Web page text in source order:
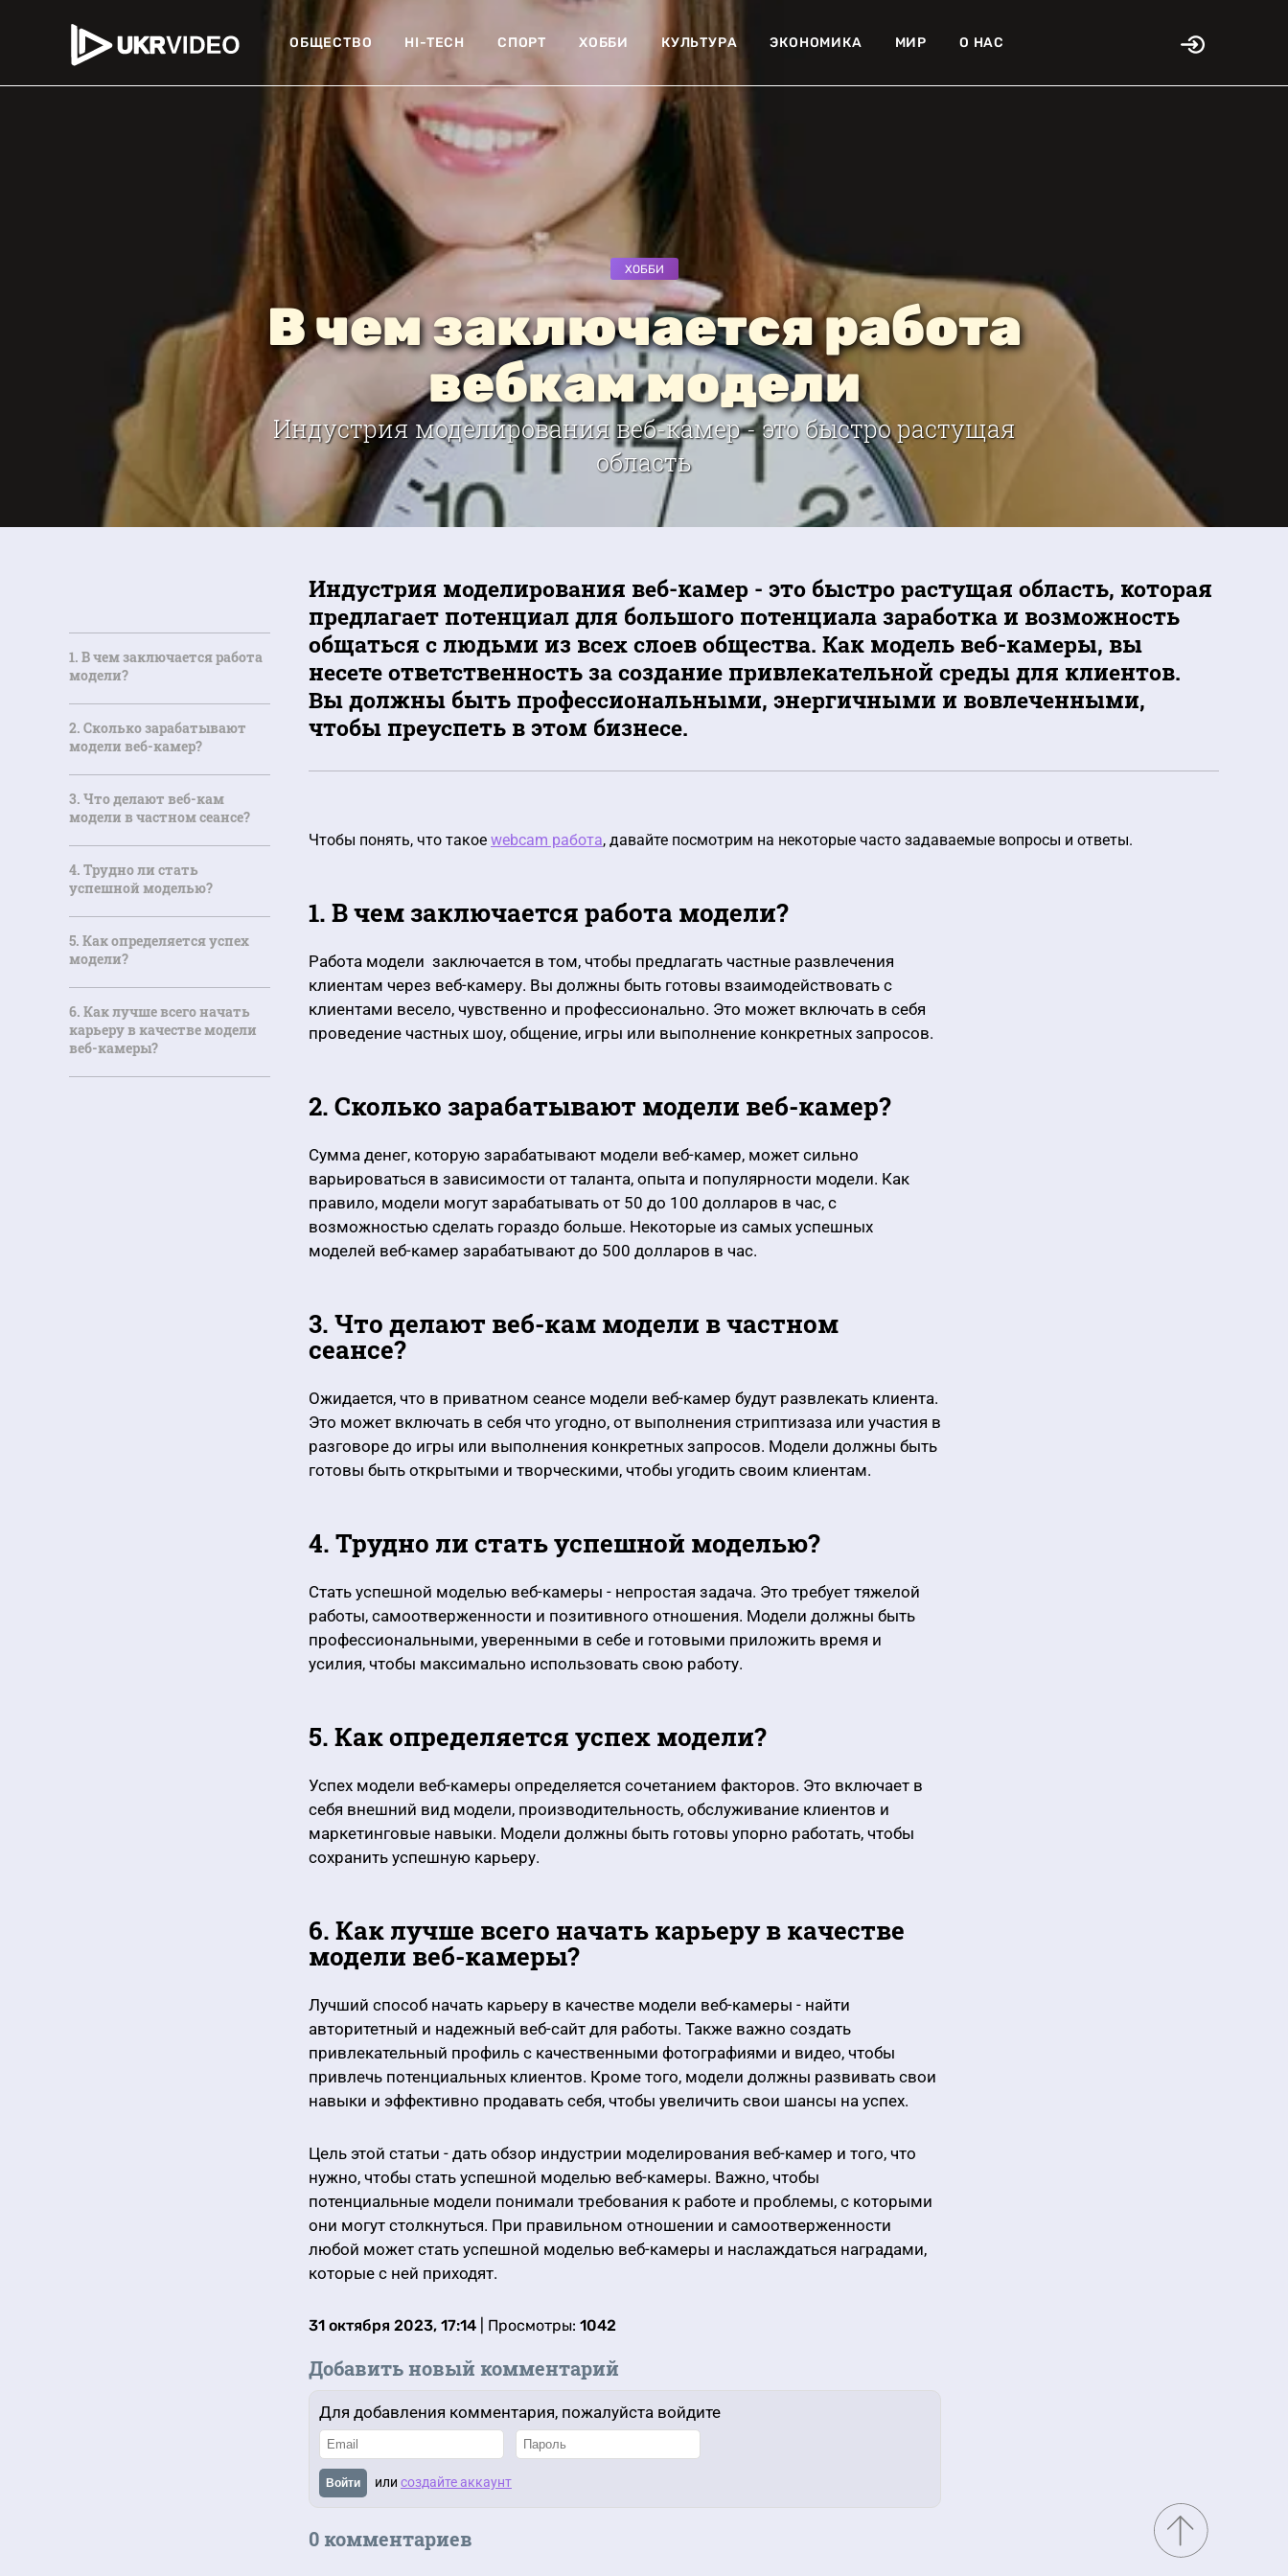
ОБЩЕСТВО HI-TECH СПОРТ ХОББИ КУЛЬТУРА ЭКОНОМИКА МИР О НАС
ХОББИ
В чем заключается работа
вебкам модели
Индустрия моделирования веб-камер - это быстро растущая
область
1. В чем заключается работа
модели?
2. Сколько зарабатывают
модели веб-камер?
3. Что делают веб-кам
модели в частном сеансе?
4. Трудно ли стать
успешной моделью?
5. Как определяется успех
модели?
6. Как лучше всего начать
карьеру в качестве модели
веб-камеры?
Индустрия моделирования веб-камер - это быстро растущая область, которая
предлагает потенциал для большого потенциала заработка и возможность
общаться с людьми из всех слоев общества. Как модель веб-камеры, вы
несете ответственность за создание привлекательной среды для клиентов.
Вы должны быть профессиональными, энергичными и вовлеченными,
чтобы преуспеть в этом бизнесе.
Чтобы понять, что такое webcam работа, давайте посмотрим на некоторые часто задаваемые вопросы и ответы.
1. В чем заключается работа модели?
Работа модели заключается в том, чтобы предлагать частные развлечения
клиентам через веб-камеру. Вы должны быть готовы взаимодействовать с
клиентами весело, чувственно и профессионально. Это может включать в себя
проведение частных шоу, общение, игры или выполнение конкретных запросов.
2. Сколько зарабатывают модели веб-камер?
Сумма денег, которую зарабатывают модели веб-камер, может сильно
варьироваться в зависимости от таланта, опыта и популярности модели. Как
правило, модели могут зарабатывать от 50 до 100 долларов в час, с
возможностью сделать гораздо больше. Некоторые из самых успешных
моделей веб-камер зарабатывают до 500 долларов в час.
3. Что делают веб-кам модели в частном
сеансе?
Ожидается, что в приватном сеансе модели веб-камер будут развлекать клиента.
Это может включать в себя что угодно, от выполнения стриптизаза или участия в
разговоре до игры или выполнения конкретных запросов. Модели должны быть
готовы быть открытыми и творческими, чтобы угодить своим клиентам.
4. Трудно ли стать успешной моделью?
Стать успешной моделью веб-камеры - непростая задача. Это требует тяжелой
работы, самоотверженности и позитивного отношения. Модели должны быть
профессиональными, уверенными в себе и готовыми приложить время и
усилия, чтобы максимально использовать свою работу.
5. Как определяется успех модели?
Успех модели веб-камеры определяется сочетанием факторов. Это включает в
себя внешний вид модели, производительность, обслуживание клиентов и
маркетинговые навыки. Модели должны быть готовы упорно работать, чтобы
сохранить успешную карьеру.
6. Как лучше всего начать карьеру в качестве
модели веб-камеры?
Лучший способ начать карьеру в качестве модели веб-камеры - найти
авторитетный и надежный веб-сайт для работы. Также важно создать
привлекательный профиль с качественными фотографиями и видео, чтобы
привлечь потенциальных клиентов. Кроме того, модели должны развивать свои
навыки и эффективно продавать себя, чтобы увеличить свои шансы на успех.
Цель этой статьи - дать обзор индустрии моделирования веб-камер и того, что
нужно, чтобы стать успешной моделью веб-камеры. Важно, чтобы
потенциальные модели понимали требования к работе и проблемы, с которыми
они могут столкнуться. При правильном отношении и самоотверженности
любой может стать успешной моделью веб-камеры и наслаждаться наградами,
которые с ней приходят.
31 октября 2023, 17:14 | Просмотры: 1042
Добавить новый комментарий
Для добавления комментария, пожалуйста войдите
Войти или создайте аккаунт
0 комментариев